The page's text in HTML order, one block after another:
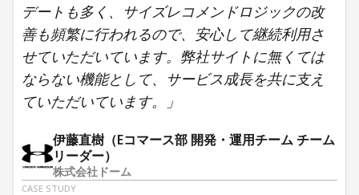
デートも多く、サイズレコメンドロジックの改
善も頻繁に行われるので、安心して継続利用さ
せていただいています。弊社サイトに無くては
ならない機能として、サービス成長を共に支え
ていただいています。」
伊藤直樹（Eコマース部 開発・運用チーム チーム
リーダー）
株式会社ドーム
CASE STUDY